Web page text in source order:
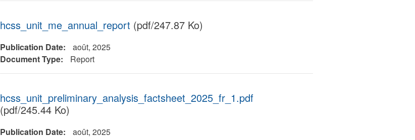
hcss_unit_me_annual_report (pdf/247.87 Ko)
Publication Date:
août, 2025
Document Type:
Report
hcss_unit_preliminary_analysis_factsheet_2025_fr_1.pdf
(pdf/245.44 Ko)
Publication Date:
août, 2025